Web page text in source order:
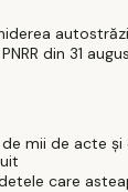
din 31
mii de acte
care